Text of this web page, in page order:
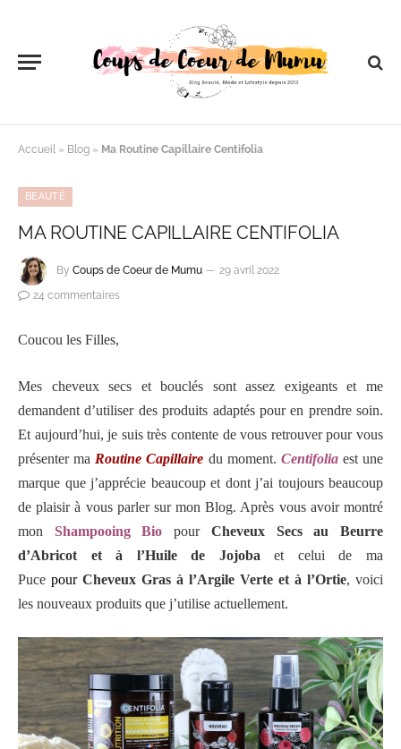
Accueil » Blog » Ma Routine Capillaire Centifolia
BEAUTÉ
MA ROUTINE CAPILLAIRE CENTIFOLIA
By Coups de Coeur de Mumu
29 avril 2022
24 commentaires
Coucou les Filles,
Mes cheveux secs et bouclés sont assez exigeants et me
demandent d’utiliser des produits adaptés pour en prendre soin.
Et aujourd’hui, je suis très contente de vous retrouver pour vous
présenter ma Routine Capillaire du moment. Centifoliaest une
marque que j’apprécie beaucoup et dont j’ai toujours beaucoup
de plaisir à vous parler sur mon Blog. Après vous avoir montré
mon
Shampooing Bio pourCheveux Secs au Beurre
d’Abricot et à l’Huile de Jojobaet
celui de ma
Puce pourCheveux Gras à l’Argile Verte et à l’Ortie, voici
les nouveaux produits que j’utilise actuellement.